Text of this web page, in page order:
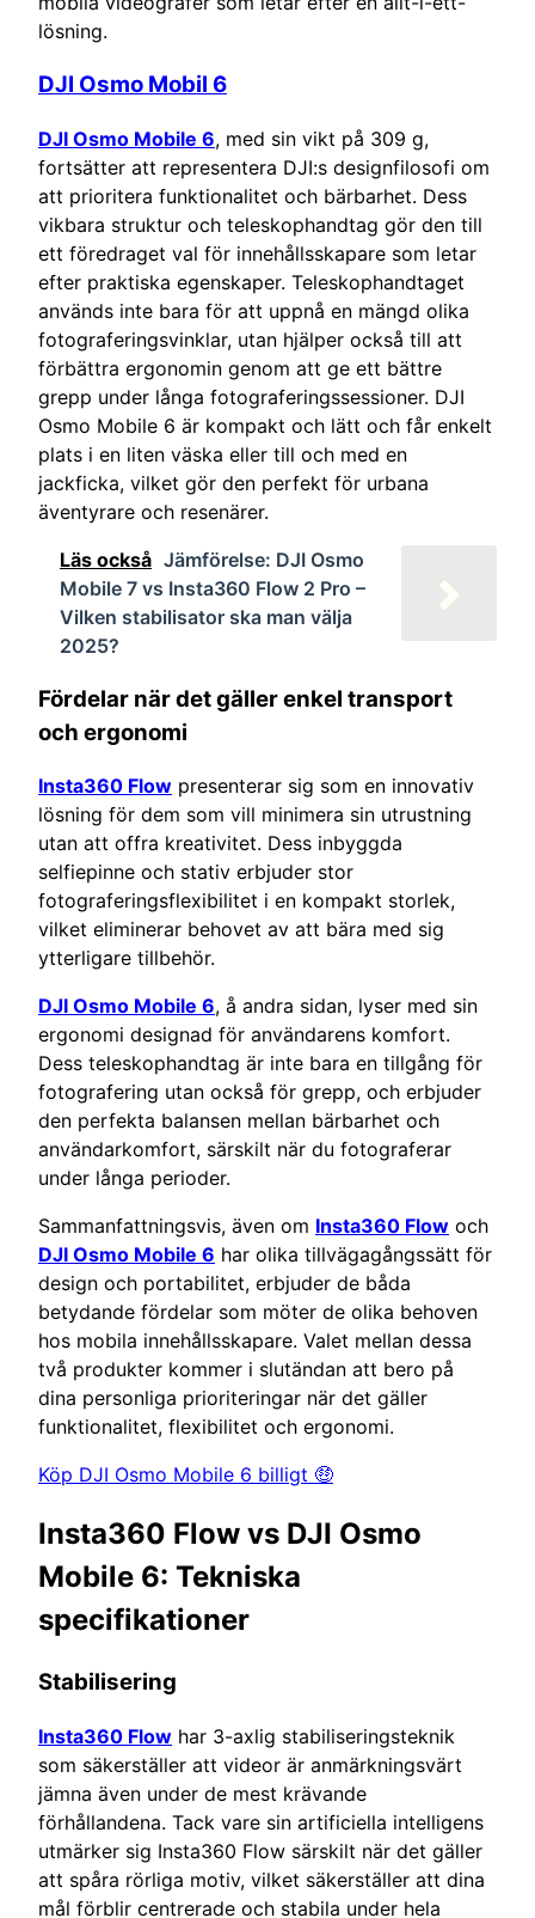
lösning.
DJI Osmo Mobil 6
DJI Osmo Mobile 6, med sin vikt på 309 g,
fortsätter att representera DJI:s designfilosofi om
att prioritera funktionalitet och bärbarhet. Dess
vikbara struktur och teleskophandtag gör den till
ett föredraget val för innehållsskapare som letar
efter praktiska egenskaper. Teleskophandtaget
används inte bara för att uppnå en mängd olika
fotograferingsvinklar, utan hjälper också till att
förbättra ergonomin genom att ge ett bättre
grepp under långa fotograferingssessioner. DJI
Osmo Mobile 6 är kompakt och lätt och får enkelt
plats i en liten väska eller till och med en
jackficka, vilket gör den perfekt för urbana
äventyrare och resenärer.
Läs också Jämförelse: DJI Osmo
Mobile 7 vs Insta360 Flow 2 Pro –
Vilken stabilisator ska man välja
2025?
Fördelar när det gäller enkel transport
och ergonomi
Insta360 Flow presenterar sig som en innovativ
lösning för dem som vill minimera sin utrustning
utan att offra kreativitet. Dess inbyggda
selfiepinne och stativ erbjuder stor
fotograferingsflexibilitet i en kompakt storlek,
vilket eliminerar behovet av att bära med sig
ytterligare tillbehör.
DJI Osmo Mobile 6, å andra sidan, lyser med sin
ergonomi designad för användarens komfort.
Dess teleskophandtag är inte bara en tillgång för
fotografering utan också för grepp, och erbjuder
den perfekta balansen mellan bärbarhet och
användarkomfort, särskilt när du fotograferar
under långa perioder.
Sammanfattningsvis, även om Insta360 Flow och
DJI Osmo Mobile 6 har olika tillvägagångssätt för
design och portabilitet, erbjuder de båda
betydande fördelar som möter de olika behoven
hos mobila innehållsskapare. Valet mellan dessa
två produkter kommer i slutändan att bero på
dina personliga prioriteringar när det gäller
funktionalitet, flexibilitet och ergonomi.
Köp DJI Osmo Mobile 6 billigt 🤑
Insta360 Flow vs DJI Osmo
Mobile 6: Tekniska
specifikationer
Stabilisering
Insta360 Flow har 3-axlig stabiliseringsteknik
som säkerställer att videor är anmärkningsvärt
jämna även under de mest krävande
förhållandena. Tack vare sin artificiella intelligens
utmärker sig Insta360 Flow särskilt när det gäller
att spåra rörliga motiv, vilket säkerställer att dina
mål förblir centrerade och stabila under hela